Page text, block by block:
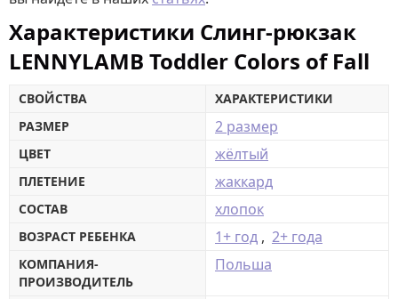
Характеристики Слинг-рюкзак
LENNYLAMB Toddler Colors of Fall
СВОЙСТВА
ХАРАКТЕРИСТИКИ
РАЗМЕР
2 размер
ЦВЕТ жёлтый
ПЛЕТЕНИЕ жаккард
СОСТАВ хлопок
ВОЗРАСТ РЕБЕНКА 1+ год , 2+ года
КОМПАНИЯ-
ПРОИЗВОДИТЕЛЬ
Польша